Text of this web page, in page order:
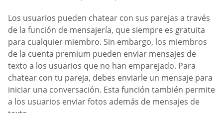
Los usuarios pueden chatear con sus parejas a través
de la función de mensajería, que siempre es gratuita
para cualquier miembro. Sin embargo, los miembros
de la cuenta premium pueden enviar mensajes de
texto a los usuarios que no han emparejado. Para
chatear con tu pareja, debes enviarle un mensaje para
iniciar una conversación. Esta función también permite
a los usuarios enviar fotos además de mensajes de